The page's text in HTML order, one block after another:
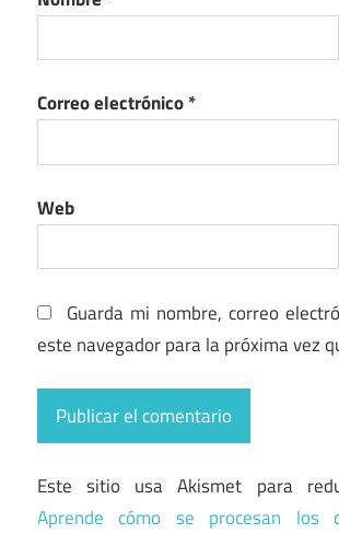
Correo electrónico*
Web
Guarda mi nombre, correo
este navegador para la próxima vez
Este sitio usa Akismet para
Aprende cómo se procesan los